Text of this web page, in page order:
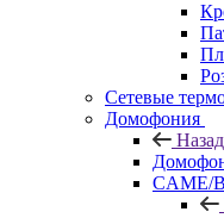
Сетевые
Домофония
Назад
CAME/